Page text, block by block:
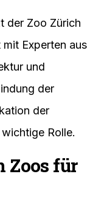
der Zoo Zürich
Experten aus
und
der
der
Rolle.
Zoos für